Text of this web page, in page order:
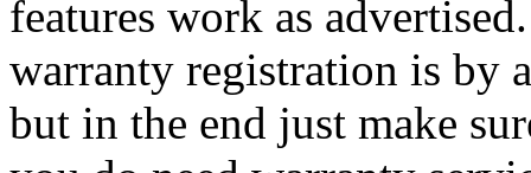
features work as
warranty registration is by
but in the end just make